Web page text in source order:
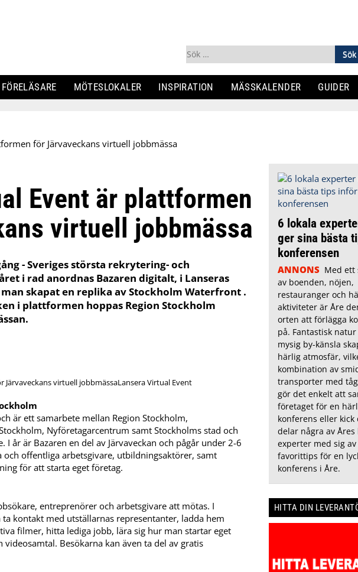
Sök
efter:
MÖTESLOKALER INSPIRATION MÄSSKALENDER GUIDER
för Järvaveckans virtuell jobbmässa
Event är plattformen
virtuell jobbmässa
- Sveriges största rekrytering- och
i rad anordnas Bazaren digitalt, i Lanseras
skapat en replika av Stockholm Waterfront .
i plattformen hoppas Region Stockholm
Lansera Virtual Event
är ett samarbete mellan Region Stockholm,
Nyföretagarcentrum samt Stockholms stad och
I år är Bazaren en del av Järvaveckan och pågår under 2-6
offentliga arbetsgivare, utbildningsaktörer, samt
för att starta eget företag.
entreprenörer och arbetsgivare att mötas. I
kontakt med utställarnas representanter, ladda hem
filmer, hitta lediga jobb, lära sig hur man startar eget
Besökarna kan även ta del av gratis
6 lokala
ger sina bästa
konferensen
ANNONS Med
av boenden, nöjen,
restauranger och
aktiviteter är Åre
orten att förlägga
på. Fantastisk
mysig by-känsla
härlig atmosfär,
kombination av
transporter med
gör det enkelt att
företaget för en
konferens eller kick
delar några av Åres
experter med sig av
favorittips för en
konferens i Åre.
HITTA DIN